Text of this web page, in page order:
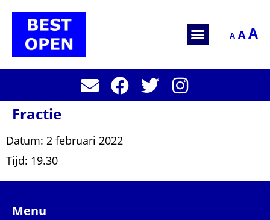
A A A
Fractie
Datum: 2 februari 2022
Tijd: 19.30
Menu